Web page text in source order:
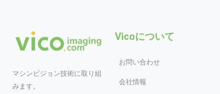
マシンビジョン技術に取り組
みます。
Vicoについて
お問い合わせ
会社情報